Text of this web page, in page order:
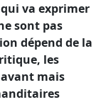
va exprimer
sont pas
dépend de la
les
mais